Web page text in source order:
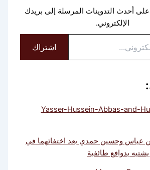
أحدث التدوينات المرسلة إلى بريدك
الإلكتروني.
اشتراك
عباس وحسين حمدي بعد اختفائهما في
بدوافع طائفية